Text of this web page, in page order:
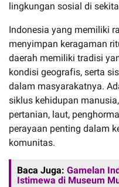
lingkungan sosial di
Indonesia yang memiliki
menyimpan keragaman
daerah memiliki tradisi
kondisi geografis, serta
dalam masyarakatnya.
siklus kehidupan
pertanian, laut,
perayaan penting dalam
komunitas.
Baca Juga: Gamelan
Istimewa di Museum